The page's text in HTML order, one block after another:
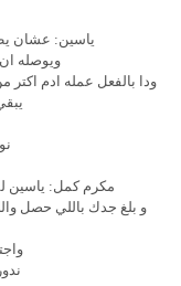
ياسين: عشان
ويوصله
ودا بالفعل عمله ادم اكتر
مكرم كمل: ياسين
و بلغ جدك باللي حصل